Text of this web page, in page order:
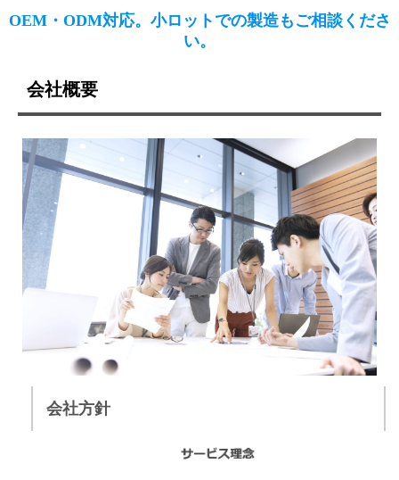
OEM・ODM対応。小ロットでの製造もご相談くださ
い。
会社概要
会社方針